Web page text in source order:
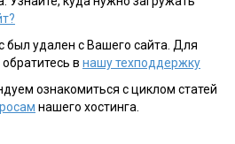
удален с Вашего сайта. Для
в нашу техподдержку
ознакомиться с циклом статей
нашего хостинга.